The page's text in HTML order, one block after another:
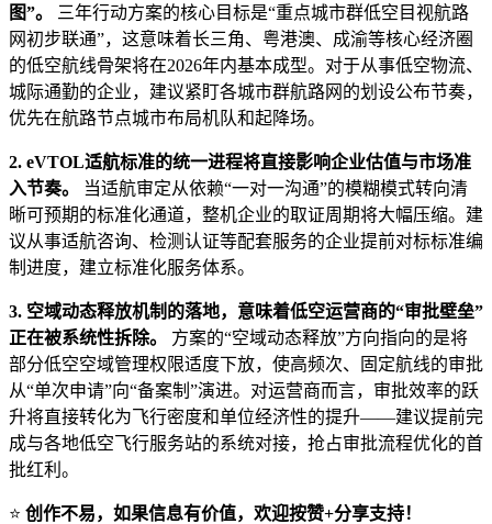
图”。
三年行动方案的核心目标是“重点城市群低空目视航路
网初步联通”，这意味着长三角、粤港澳、成渝等核心经济圈
的低空航线骨架将在2026年内基本成型。对于从事低空物流、
城际通勤的企业，建议紧盯各城市群航路网的划设公布节奏，
优先在航路节点城市布局机队和起降场。
2. eVTOL适航标准的统一进程将直接影响企业估值与市场准
入节奏。
当适航审定从依赖“一对一沟通”的模糊模式转向清
晰可预期的标准化通道，整机企业的取证周期将大幅压缩。建
议从事适航咨询、检测认证等配套服务的企业提前对标标准编
制进度，建立标准化服务体系。
3. 空域动态释放机制的落地，意味着低空运营商的“审批壁垒”
正在被系统性拆除。
方案的“空域动态释放”方向指向的是将
部分低空空域管理权限适度下放，使高频次、固定航线的审批
从“单次申请”向“备案制”演进。对运营商而言，审批效率的跃
升将直接转化为飞行密度和单位经济性的提升——建议提前完
成与各地低空飞行服务站的系统对接，抢占审批流程优化的首
批红利。
⭐ 创作不易，如果信息有价值，欢迎按赞+分享支持！